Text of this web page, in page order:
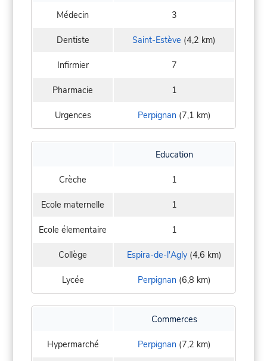
Médecin 3
Dentiste Saint-Estève (4,2 km)
Infirmier 7
Pharmacie 1
Urgences Perpignan(7,1 km)
Education
Crèche 1
Ecole maternelle 1
Ecole élementaire 1
Collège Espira-de-l'Agly(4,6 km)
Lycée Perpignan(6,8 km)
Commerces
Hypermarché Perpignan(7,2 km)